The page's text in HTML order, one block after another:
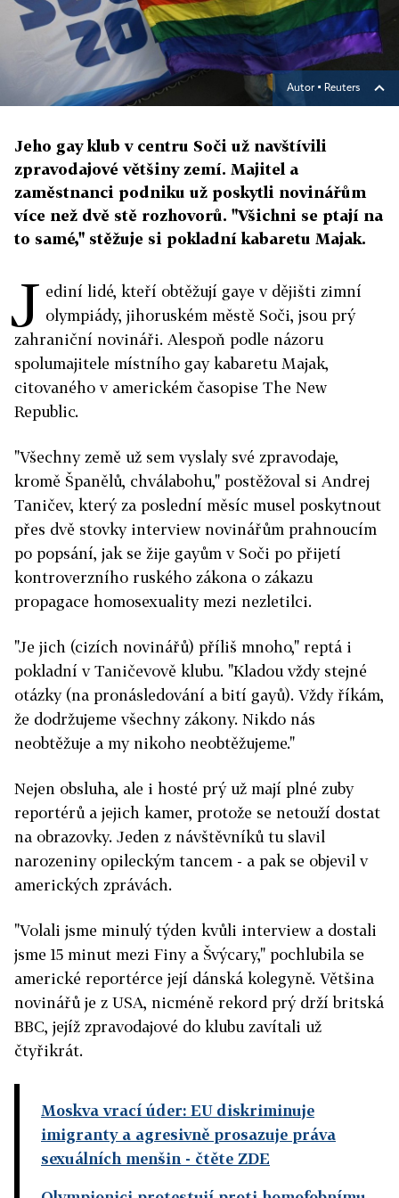
Autor ▪ Reuters
Jeho gay klub v centru Soči už navštívili
zpravodajové většiny zemí. Majitel a
zaměstnanci podniku už poskytli novinářům
více než dvě stě rozhovorů. "Všichni se ptají na
to samé," stěžuje si pokladní kabaretu Majak.
J ediní lidé, kteří obtěžují gaye v dějišti zimní
olympiády, jihoruském městě Soči, jsou prý
zahraniční novináři. Alespoň podle názoru
spolumajitele místního gay kabaretu Majak,
citovaného v americkém časopise The New
Republic.
"Všechny země už sem vyslaly své zpravodaje,
kromě Španělů, chválabohu," postěžoval si Andrej
Taničev, který za poslední měsíc musel poskytnout
přes dvě stovky interview novinářům prahnoucím
po popsání, jak se žije gayům v Soči po přijetí
kontroverzního ruského zákona o zákazu
propagace homosexuality mezi nezletilci.
"Je jich (cizích novinářů) příliš mnoho," reptá i
pokladní v Taničevově klubu. "Kladou vždy stejné
otázky (na pronásledování a bití gayů). Vždy říkám,
že dodržujeme všechny zákony. Nikdo nás
neobtěžuje a my nikoho neobtěžujeme."
Nejen obsluha, ale i hosté prý už mají plné zuby
reportérů a jejich kamer, protože se netouží dostat
na obrazovky. Jeden z návštěvníků tu slavil
narozeniny opileckým tancem - a pak se objevil v
amerických zprávách.
"Volali jsme minulý týden kvůli interview a dostali
jsme 15 minut mezi Finy a Švýcary," pochlubila se
americké reportérce její dánská kolegyně. Většina
novinářů je z USA, nicméně rekord prý drží britská
BBC, jejíž zpravodajové do klubu zavítali už
čtyřikrát.
Moskva vrací úder: EU diskriminuje
imigranty a agresivně prosazuje práva
sexuálních menšin - čtěte ZDE